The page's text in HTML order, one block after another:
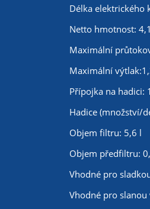
Délka elektrického
Netto hmotnost:
Maximální
Maximální
Přípojka na hadici:
Hadice (množství/
Objem filtru: 5,6 l
Objem předfiltru:
Vhodné pro
Vhodné pro slanou